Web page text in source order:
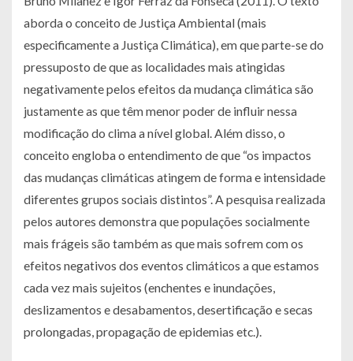
aborda o conceito de Justiça Ambiental (mais
especificamente a Justiça Climática), em que parte-se do
pressuposto de que as localidades mais atingidas
negativamente pelos efeitos da mudança climática são
justamente as que têm menor poder de influir nessa
modificação do clima a nível global. Além disso, o
conceito engloba o entendimento de que “os impactos
das mudanças climáticas atingem de forma e intensidade
diferentes grupos sociais distintos”. A pesquisa realizada
pelos autores demonstra que populações socialmente
mais frágeis são também as que mais sofrem com os
efeitos negativos dos eventos climáticos a que estamos
cada vez mais sujeitos (enchentes e inundações,
deslizamentos e desabamentos, desertificação e secas
prolongadas, propagação de epidemias etc.).